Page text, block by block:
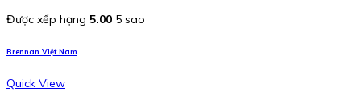
Được xếp hạng 5.00 5 sao
Brennan Việt Nam
Quick View